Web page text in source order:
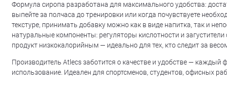
Формула сиропа разработана для максимального удобства:
выпейте за полчаса до тренировки или когда почувствуете
текстуре, принимать добавку можно как в виде напитка, так и
натуральные компоненты: регуляторы кислотности и
продукт низкокалорийным — идеально для тех, кто следит за
Производитель Atlecs заботится о качестве и удобстве —
использование. Идеален для спортсменов, студентов, офисных